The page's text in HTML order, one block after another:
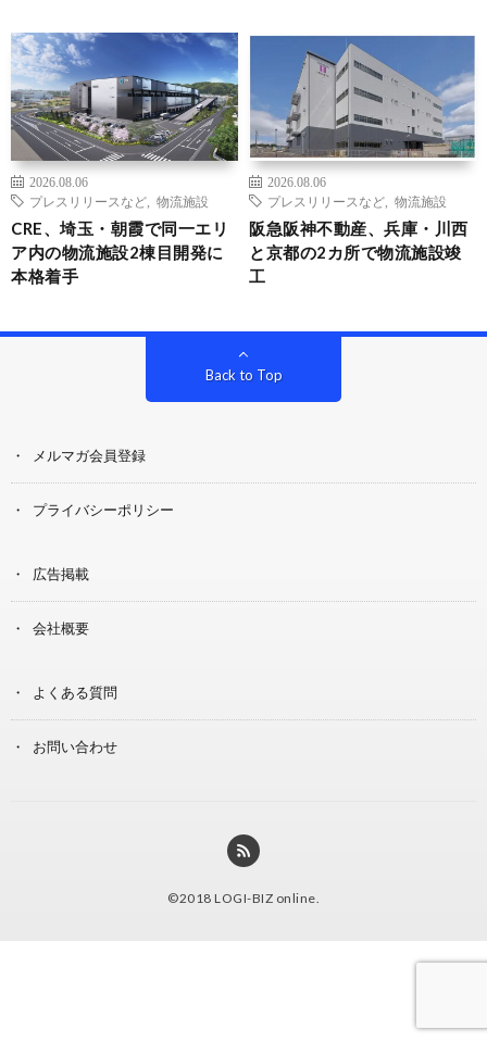
2026.08.06
プレスリリースなど
物流施設
CRE、埼玉・朝霞で同一エリ
ア内の物流施設2棟目開発に
本格着手
2026.08.06
プレスリリースなど
物流施設
阪急阪神不動産、兵庫・川西
と京都の2カ所で物流施設竣
工
Back to Top
メルマガ会員登録
プライバシーポリシー
広告掲載
会社概要
よくある質問
お問い合わせ
©2018 LOGI-BIZ online